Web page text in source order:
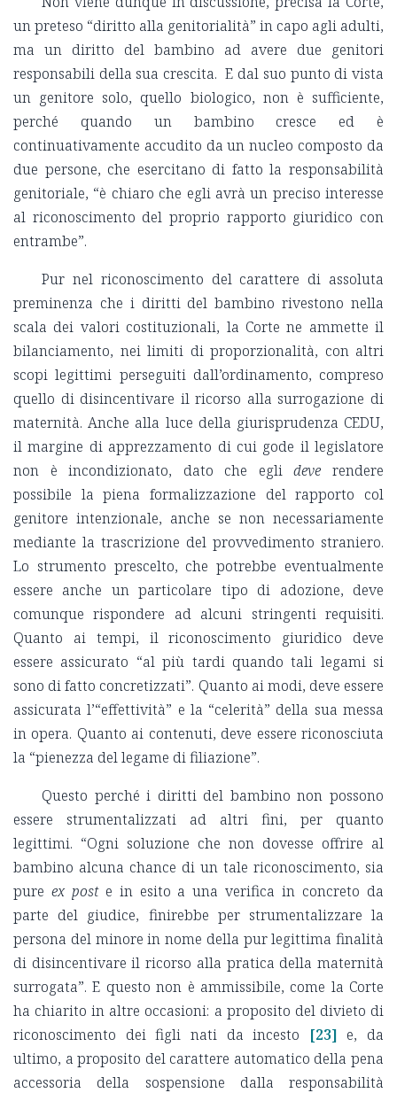
un preteso “diritto alla genitorialità” in capo agli adulti,
ma un diritto del bambino ad avere due genitori
responsabili della sua crescita. E dal suo punto di vista
un genitore solo, quello biologico, non è sufficiente,
perché quando un bambino cresce ed è
continuativamente accudito da un nucleo composto da
due persone, che esercitano di fatto la responsabilità
genitoriale, “è chiaro che egli avrà un preciso interesse
al riconoscimento del proprio rapporto giuridico con
entrambe”.
Pur nel riconoscimento del carattere di assoluta
preminenza che i diritti del bambino rivestono nella
scala dei valori costituzionali, la Corte ne ammette il
bilanciamento, nei limiti di proporzionalità, con altri
scopi legittimi perseguiti dall’ordinamento, compreso
quello di disincentivare il ricorso alla surrogazione di
maternità. Anche alla luce della giurisprudenza CEDU,
il margine di apprezzamento di cui gode il legislatore
non è incondizionato, dato che eglideve rendere
possibile la piena formalizzazione del rapporto col
genitore intenzionale, anche se non necessariamente
mediante la trascrizione del provvedimento straniero.
Lo strumento prescelto, che potrebbe eventualmente
essere anche un particolare tipo di adozione, deve
comunque rispondere ad alcuni stringenti requisiti.
Quanto ai tempi, il riconoscimento giuridico deve
essere assicurato “al più tardi quando tali legami si
sono di fatto concretizzati”. Quanto ai modi, deve essere
assicurata l’“effettività” e la “celerità” della sua messa
in opera. Quanto ai contenuti, deve essere riconosciuta
la “pienezza del legame di filiazione”.
Questo perché i diritti del bambino non possono
essere strumentalizzati ad altri fini, per quanto
legittimi. “Ogni soluzione che non dovesse offrire al
bambino alcuna chance di un tale riconoscimento, sia
pure ex poste in esito a una verifica in concreto da
parte del giudice, finirebbe per strumentalizzare la
persona del minore in nome della pur legittima finalità
di disincentivare il ricorso alla pratica della maternità
surrogata”. E questo non è ammissibile, come la Corte
ha chiarito in altre occasioni: a proposito del divieto di
riconoscimento dei figli nati da incesto
[23] e, da
ultimo, a proposito del carattere automatico della pena
accessoria della sospensione dalla responsabilità